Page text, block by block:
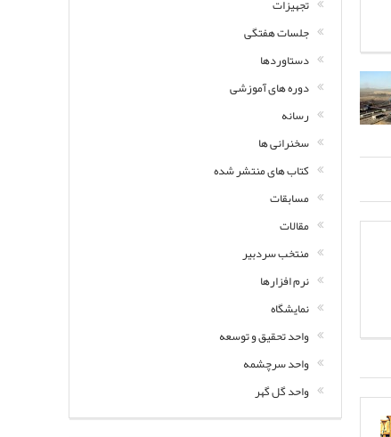
تجهیزات
جلسات هفتگی
دستاوردها
دوره های آموزشی
رسانه
سخنرانی ها
کتاب های منتشر شده
مسابقات
مقالات
منتخب سردبیر
نرم افزارها
نمایشگاه
واحد تحقیق و توسعه
واحد سرچشمه
واحد گل گهر